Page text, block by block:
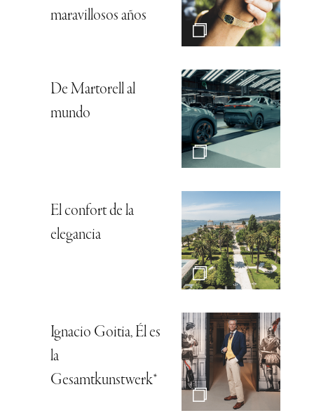
maravillosos años
De Martorell al
mundo
El confort de la
elegancia
Ignacio Goitia, Él es
la
Gesamtkunstwerk*